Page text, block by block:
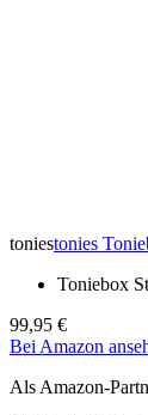
toniestonies
Toniebox
99,95 €
Bei Amazon
Als Amazon-